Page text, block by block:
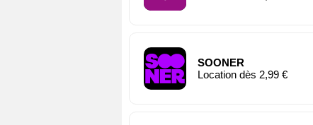
SOONER
Location dès 2,99 €